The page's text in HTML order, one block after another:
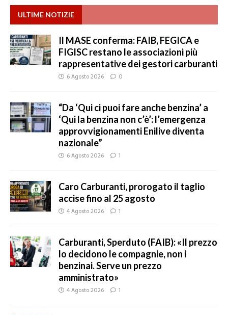
ULTIME NOTIZIE
Il MASE conferma: FAIB, FEGICA e
FIGISC restano le associazioni più
rappresentative dei gestori carburanti
6 Agosto 2026 0
“Da ‘Qui ci puoi fare anche benzina’ a
‘Qui la benzina non c’è’: l’emergenza
approvvigionamenti Enilive diventa
nazionale”
6 Agosto 2026 1
Caro Carburanti, prorogato il taglio
accise fino al 25 agosto
4 Agosto 2026 1
Carburanti, Sperduto (FAIB): «Il prezzo
lo decidono le compagnie, non i
benzinai. Serve un prezzo
amministrato»
4 Agosto 2026 1